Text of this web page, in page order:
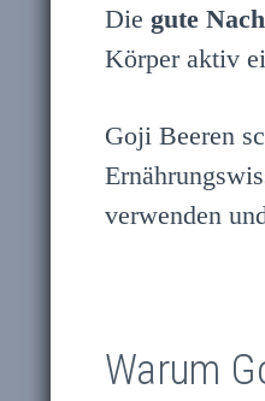
Die gute
Körper aktiv
Goji Beeren
verwenden
Warum